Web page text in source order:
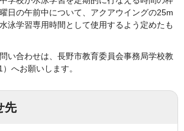
日の午前中について、アクアウイングの25m
泳学習専用時間として使用するよう定めたも
い合わせは、長野市教育委員会事務局学校教
へお願いします。
先